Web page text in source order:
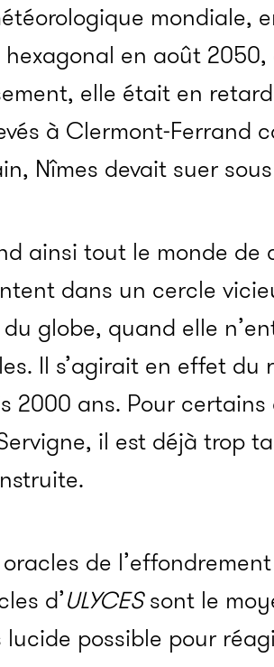
mondiale,
en août
elle était en
à Clermont-Ferrand
Nîmes devait suer
ainsi tout le monde de
dans un cercle
globe, quand elle
Il s’agirait en effet
2000 ans. Pour certains
il est déjà trop
de
d’ULYCESsont le
possible pour